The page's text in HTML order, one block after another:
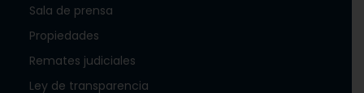
Sala de prensa
Propiedades
Remates judiciales
Ley de transparencia